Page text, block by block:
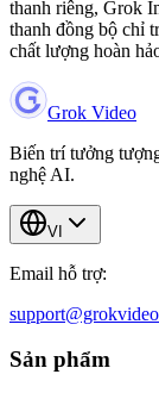
thanh riêng, Grok
thanh đồng bộ chỉ
chất lượng hoàn
Grok Video
Biến trí tưởng
nghệ AI.
VI
Email hỗ trợ:
Sản phẩm